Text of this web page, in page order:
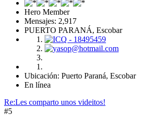
Hero Member
Mensajes: 2,917
PUERTO PARANÁ, Escobar
Ubicación: Puerto Paraná, Escobar
En línea
Re:Les comparto unos videitos!
#5